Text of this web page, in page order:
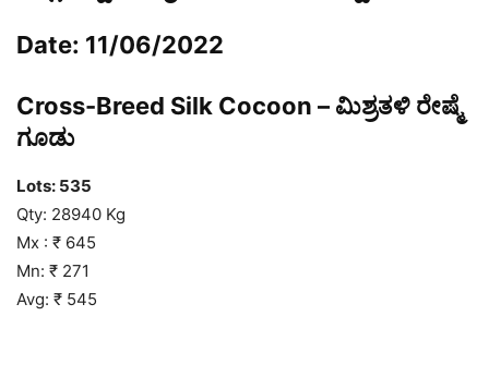
Date: 11/06/2022
Cross-Breed Silk Cocoon – ಮಿಶ್ರತಳಿ ರೇಷ್ಮೆ
ಗೂಡು
Lots: 535
Qty: 28940 Kg
Mx : ₹ 645
Mn: ₹ 271
Avg: ₹ 545